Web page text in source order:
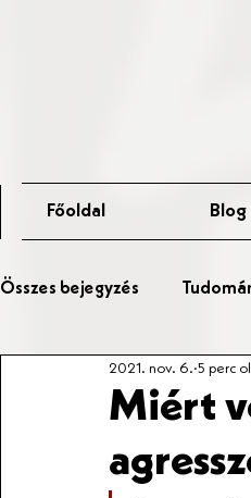
Főoldal Blog
Összes bejegyzés
Érted Talks Affér
Miért
2021. nov. 6. 5 perc